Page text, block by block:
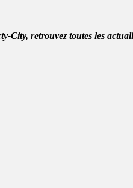
City, retrouvez toutes les